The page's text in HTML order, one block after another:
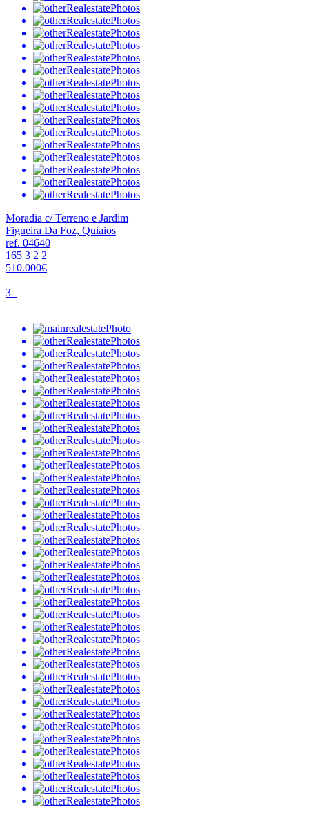
Moradia c/ Terreno e Jardim
Figueira Da Foz, Quiaios
ref. 04640
165 3 2 2
510.000€
3